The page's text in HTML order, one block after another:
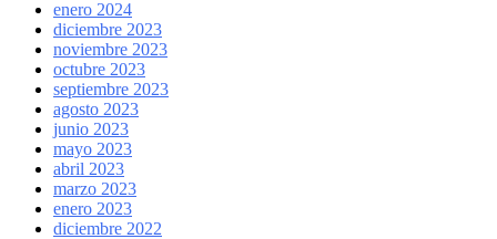
enero 2024
diciembre 2023
noviembre 2023
octubre 2023
septiembre 2023
agosto 2023
junio 2023
mayo 2023
abril 2023
marzo 2023
enero 2023
diciembre 2022